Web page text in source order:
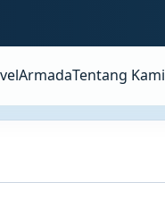
ArmadaTentang Kami